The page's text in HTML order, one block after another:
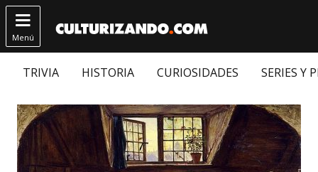

Menú
TRIVIA HISTORIA CURIOSIDADES SERIES Y